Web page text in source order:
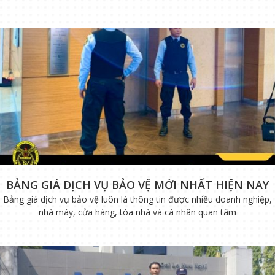
BẢNG GIÁ DỊCH VỤ BẢO VỆ MỚI NHẤT HIỆN NAY
Bảng giá dịch vụ bảo vệ luôn là thông tin được nhiều doanh nghiệp,
nhà máy, cửa hàng, tòa nhà và cá nhân quan tâm